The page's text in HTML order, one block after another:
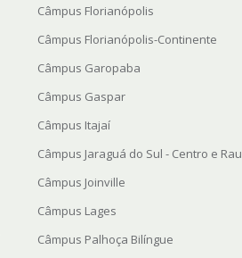
Câmpus Florianópolis
Câmpus Florianópolis-Continente
Câmpus Garopaba
Câmpus Gaspar
Câmpus Itajaí
Câmpus Jaraguá do Sul - Centro e Rau
Câmpus Joinville
Câmpus Lages
Câmpus Palhoça Bilíngue